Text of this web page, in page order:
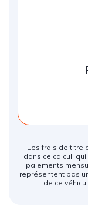
Les frais de titre
dans ce calcul,
paiements
représentent pas
de ce